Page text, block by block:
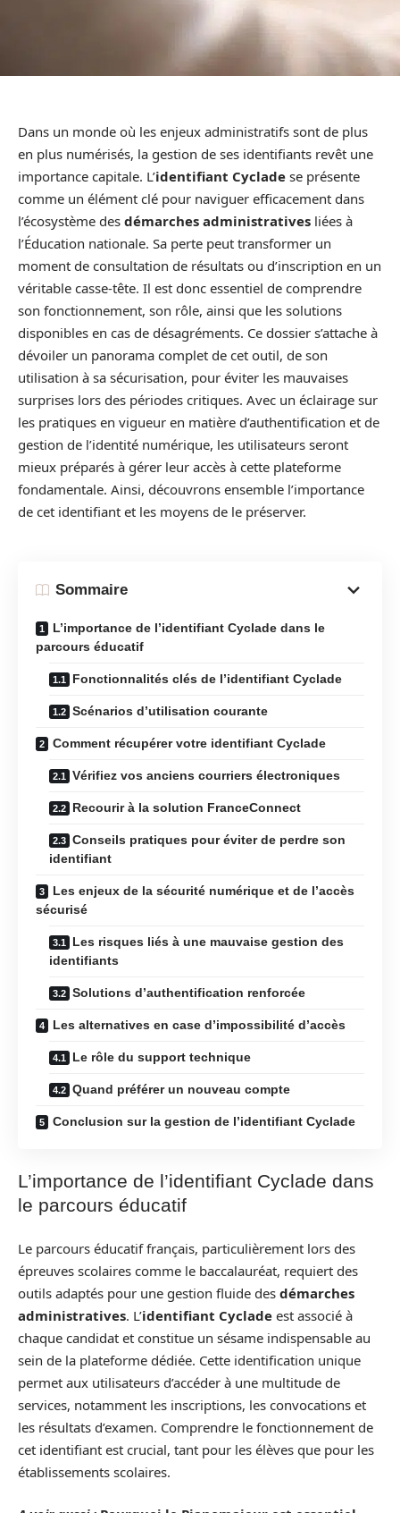
Dans un monde où les enjeux administratifs sont de plus
en plus numérisés, la gestion de ses identifiants revêt une
importance capitale. L’identifiant Cyclade se présente
comme un élément clé pour naviguer efficacement dans
l’écosystème des démarches administratives liées à
l’Éducation nationale. Sa perte peut transformer un
moment de consultation de résultats ou d’inscription en un
véritable casse-tête. Il est donc essentiel de comprendre
son fonctionnement, son rôle, ainsi que les solutions
disponibles en cas de désagréments. Ce dossier s’attache à
dévoiler un panorama complet de cet outil, de son
utilisation à sa sécurisation, pour éviter les mauvaises
surprises lors des périodes critiques. Avec un éclairage sur
les pratiques en vigueur en matière d’authentification et de
gestion de l’identité numérique, les utilisateurs seront
mieux préparés à gérer leur accès à cette plateforme
fondamentale. Ainsi, découvrons ensemble l’importance
de cet identifiant et les moyens de le préserver.
Sommaire
L’importance de l’identifiant Cyclade dans le
parcours éducatif
Fonctionnalités clés de l’identifiant Cyclade
Scénarios d’utilisation courante
Comment récupérer votre identifiant Cyclade
Vérifiez vos anciens courriers électroniques
Recourir à la solution FranceConnect
Conseils pratiques pour éviter de perdre son
identifiant
Les enjeux de la sécurité numérique et de l’accès
sécurisé
Les risques liés à une mauvaise gestion des
identifiants
Solutions d’authentification renforcée
Les alternatives en case d’impossibilité d’accès
Le rôle du support technique
Quand préférer un nouveau compte
Conclusion sur la gestion de l’identifiant Cyclade
L’importance de l’identifiant Cyclade dans
le parcours éducatif
Le parcours éducatif français, particulièrement lors des
épreuves scolaires comme le baccalauréat, requiert des
outils adaptés pour une gestion fluide des démarches
administratives. L’identifiant Cyclade est associé à
chaque candidat et constitue un sésame indispensable au
sein de la plateforme dédiée. Cette identification unique
permet aux utilisateurs d’accéder à une multitude de
services, notamment les inscriptions, les convocations et
les résultats d’examen. Comprendre le fonctionnement de
cet identifiant est crucial, tant pour les élèves que pour les
établissements scolaires.